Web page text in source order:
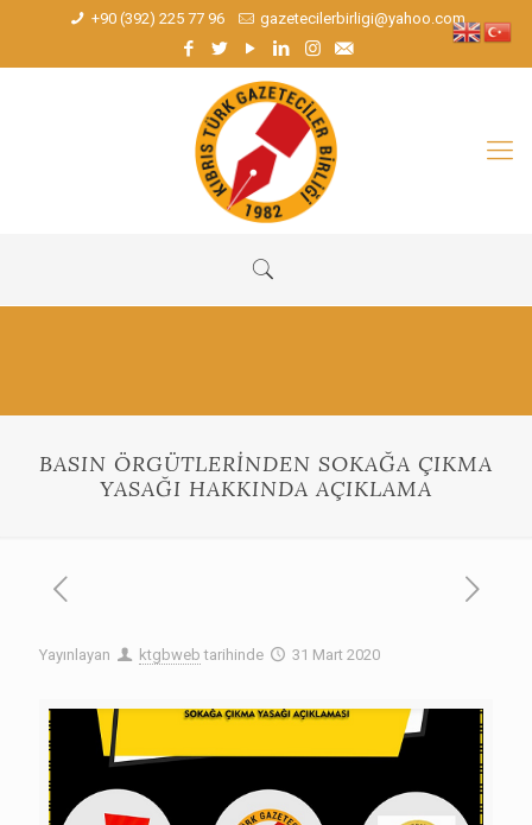
+90 (392) 225 77 96 gazetecilerbirligi@yahoo.com
BASIN ÖRGÜTLERİNDEN SOKAĞA ÇIKMA
YASAĞI HAKKINDA AÇIKLAMA
Yayınlayan ktgbweb tarihinde 31 Mart 2020